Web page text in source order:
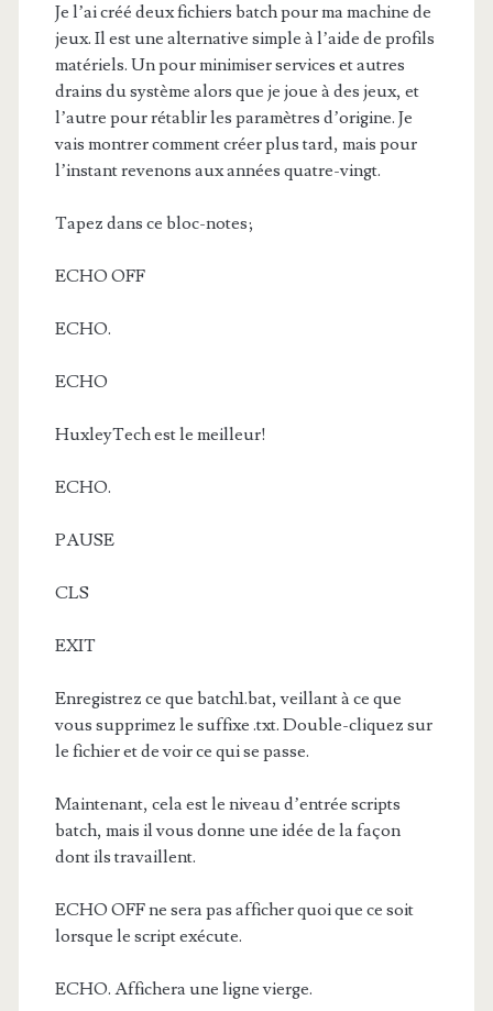
Je l’ai créé deux fichiers batch pour ma machine de
jeux. Il est une alternative simple à l’aide de profils
matériels. Un pour minimiser services et autres
drains du système alors que je joue à des jeux, et
l’autre pour rétablir les paramètres d’origine. Je
vais montrer comment créer plus tard, mais pour
l’instant revenons aux années quatre-vingt.
Tapez dans ce bloc-notes;
ECHO OFF
ECHO.
ECHO
HuxleyTech est le meilleur!
ECHO.
PAUSE
CLS
EXIT
Enregistrez ce que batch1.bat, veillant à ce que
vous supprimez le suffixe .txt. Double-cliquez sur
le fichier et de voir ce qui se passe.
Maintenant, cela est le niveau d’entrée scripts
batch, mais il vous donne une idée de la façon
dont ils travaillent.
ECHO OFF ne sera pas afficher quoi que ce soit
lorsque le script exécute.
ECHO. Affichera une ligne vierge.